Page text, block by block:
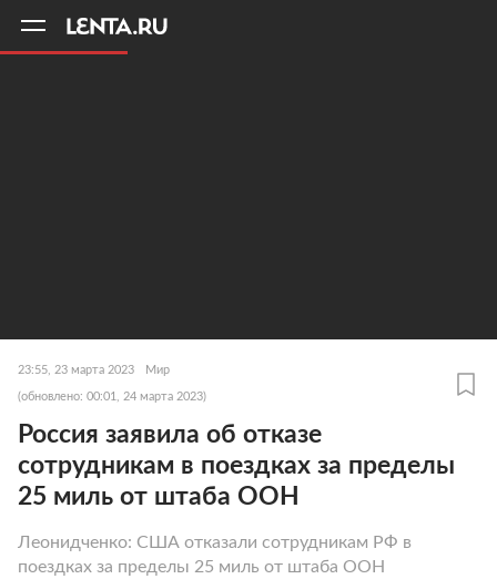
23:55, 23 марта 2023 Мир
(обновлено: 00:01, 24 марта 2023)
Россия заявила об отказе
сотрудникам в поездках за пределы
25 миль от штаба ООН
Леонидченко: США отказали сотрудникам РФ в
поездках за пределы 25 миль от штаба ООН